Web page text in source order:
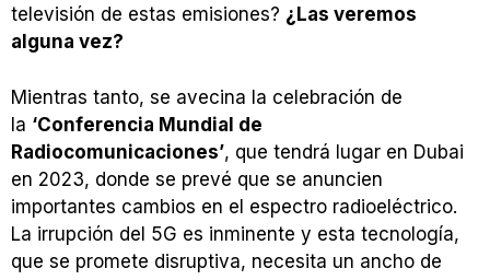
televisión de estas emisiones? ¿Las veremos
alguna vez?
Mientras tanto, se avecina la celebración de
la ‘Conferencia Mundial de
Radiocomunicaciones’, que tendrá lugar en Dubai
en 2023, donde se prevé que se anuncien
importantes cambios en el espectro radioeléctrico.
La irrupción del 5G es inminente y esta tecnología,
que se promete disruptiva, necesita un ancho de